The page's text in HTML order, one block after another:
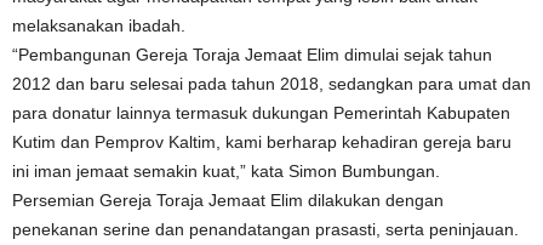
melaksanakan ibadah.
“Pembangunan Gereja Toraja Jemaat Elim dimulai sejak tahun
2012 dan baru selesai pada tahun 2018, sedangkan para umat dan
para donatur lainnya termasuk dukungan Pemerintah Kabupaten
Kutim dan Pemprov Kaltim, kami berharap kehadiran gereja baru
ini iman jemaat semakin kuat,” kata Simon Bumbungan.
Persemian Gereja Toraja Jemaat Elim dilakukan dengan
penekanan serine dan penandatangan prasasti, serta peninjauan.